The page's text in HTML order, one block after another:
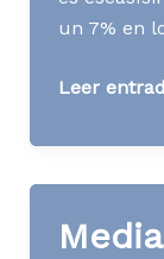
un 7% en
Media
S43
Leer